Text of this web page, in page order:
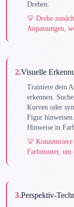
Drehen.
💡 Drehe
Anpassungen,
2.Visuelle
Trainiere dein
erkennen.
Kurven oder
Figur
Hinweise in
💡
Farbmuster,
3.Perspektiv-